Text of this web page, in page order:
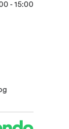
- 15:00